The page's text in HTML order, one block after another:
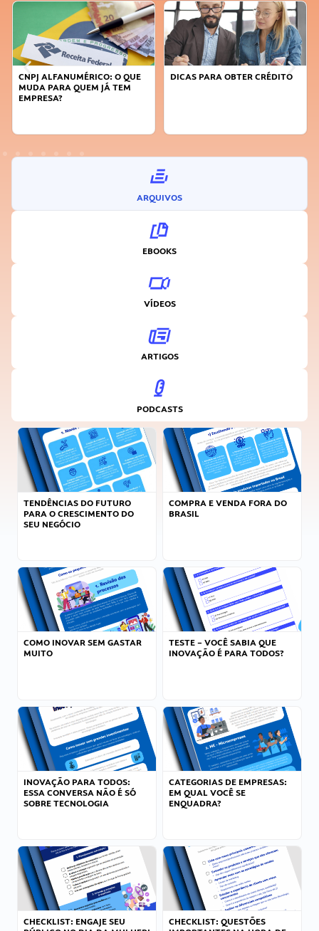
O QUE
QUEM JÁ TEM
DICAS PARA OBTER CRÉDITO
FAÇA A
ARQUIVOS
EBOOKS
VÍDEOS
ARTIGOS
PODCASTS
TENDÊNCIAS DO FUTURO
PARA O CRESCIMENTO DO
SEU NEGÓCIO
COMPRA E VENDA FORA DO
BRASIL
COMO INOVAR SEM GASTAR
MUITO
TESTE – VOCÊ SABIA QUE
INOVAÇÃO É PARA TODOS?
INOVAÇÃO PARA TODOS:
ESSA CONVERSA NÃO É SÓ
SOBRE TECNOLOGIA
CATEGORIAS DE EMPRESAS:
EM QUAL VOCÊ SE
ENQUADRA?
CHECKLIST: ENGAJE SEU
CHECKLIST: QUESTÕES